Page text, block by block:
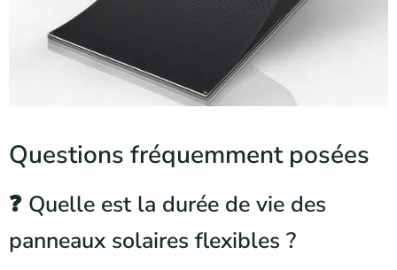
Questions fréquemment posées
❓ Quelle est la durée de vie des
panneaux solaires flexibles ?